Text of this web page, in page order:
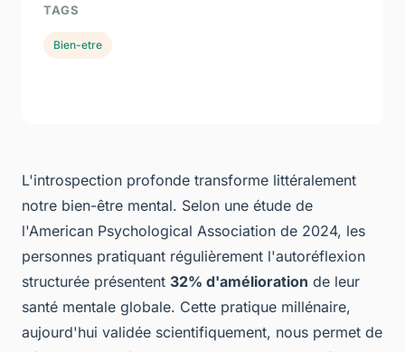
L'introspection profonde transforme littéralement
notre bien-être mental. Selon une étude de
l'American Psychological Association de 2024, les
personnes pratiquant régulièrement l'autoréflexion
structurée présentent 32% d'amélioration de leur
santé mentale globale. Cette pratique millénaire,
aujourd'hui validée scientifiquement, nous permet de
TAGS
Bien-etre